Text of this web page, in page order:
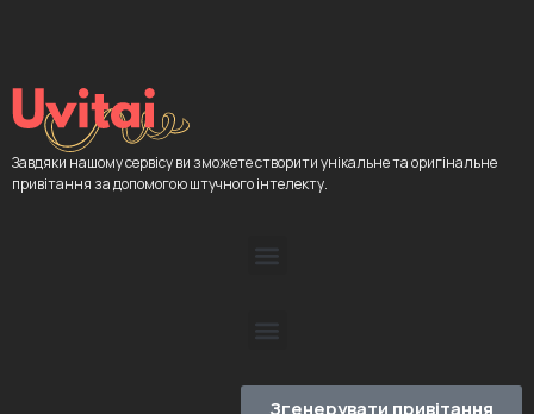
Завдяки нашому сервісу ви зможете створити унікальне та оригінальне
привітання за допомогою штучного інтелекту.
Згенерувати привітання